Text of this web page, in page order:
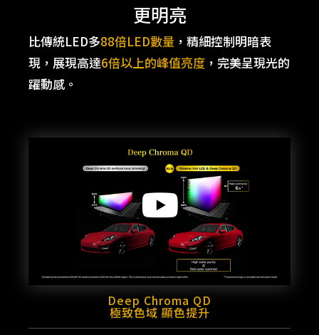
更明亮
比傳統LED多88倍LED數量 ，精細控制明暗表
現，展現高達6倍以上的峰值亮度 ，完美呈現光的
躍動感。
Deep Chroma QD
極致色域 顯色提升